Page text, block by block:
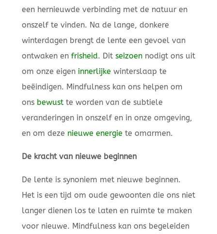
een hernieuwde verbinding met de natuur en
onszelf te vinden. Na de lange, donkere
winterdagen brengt de lente een gevoel van
ontwaken en frisheid. Dit seizoennodigt ons uit
om onze eigen innerlijke winterslaap te
beëindigen. Mindfulness kan ons helpen om
ons bewustte worden van de subtiele
veranderingen in onszelf en in onze omgeving,
en om deze nieuwe energie te omarmen.
De kracht van nieuwe beginnen
De lente is synoniem met nieuwe beginnen.
Het is een tijd om oude gewoonten die ons niet
langer dienen los te laten en ruimte te maken
voor nieuwe. Mindfulness kan ons begeleiden